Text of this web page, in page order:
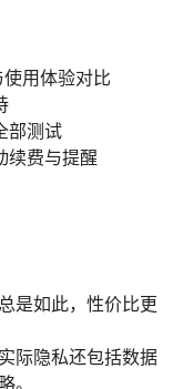
用体验对比
部测试
续费与提醒
是如此，性价比更
际隐私还包括数据
。